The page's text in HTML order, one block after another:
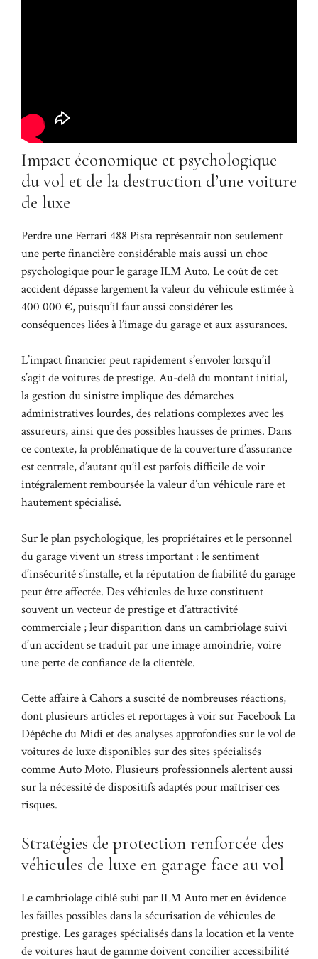
Impact économique et psychologique
du vol et de la destruction d’une voiture
de luxe
Perdre une Ferrari 488 Pista représentait non seulement
une perte financière considérable mais aussi un choc
psychologique pour le garage ILM Auto. Le coût de cet
accident dépasse largement la valeur du véhicule estimée à
400 000 €, puisqu’il faut aussi considérer les
conséquences liées à l’image du garage et aux assurances.
L’impact financier peut rapidement s’envoler lorsqu’il
s’agit de voitures de prestige. Au-delà du montant initial,
la gestion du sinistre implique des démarches
administratives lourdes, des relations complexes avec les
assureurs, ainsi que des possibles hausses de primes. Dans
ce contexte, la problématique de la couverture d’assurance
est centrale, d’autant qu’il est parfois difficile de voir
intégralement remboursée la valeur d’un véhicule rare et
hautement spécialisé.
Sur le plan psychologique, les propriétaires et le personnel
du garage vivent un stress important : le sentiment
d’insécurité s’installe, et la réputation de fiabilité du garage
peut être affectée. Des véhicules de luxe constituent
souvent un vecteur de prestige et d’attractivité
commerciale ; leur disparition dans un cambriolage suivi
d’un accident se traduit par une image amoindrie, voire
une perte de confiance de la clientèle.
Cette affaire à Cahors a suscité de nombreuses réactions,
dont plusieurs articles et reportages à voir surFacebook La
Dépêche du Midi et des analyses approfondies sur le vol de
voitures de luxe disponibles sur des sites spécialisés
commeAuto Moto. Plusieurs professionnels alertent aussi
sur la nécessité de dispositifs adaptés pour maîtriser ces
risques.
Stratégies de protection renforcée des
véhicules de luxe en garage face au vol
Le cambriolage ciblé subi par ILM Auto met en évidence
les failles possibles dans la sécurisation de véhicules de
prestige. Les garages spécialisés dans la location et la vente
de voitures haut de gamme doivent concilier accessibilité